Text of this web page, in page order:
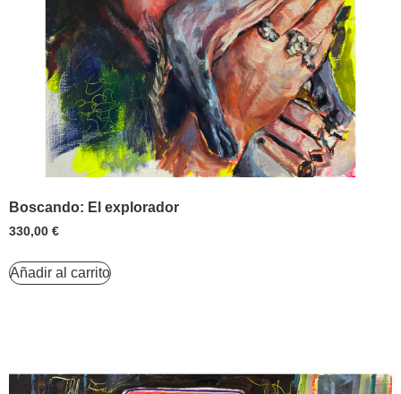
Boscando: El explorador
330,00 €
Añadir al carrito